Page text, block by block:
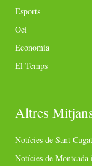
Esports
Oci
Economia
El Temps
Altres
Notícies de Sant
Notícies de Montcada